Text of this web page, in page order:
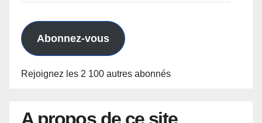
mail
Abonnez-vous
Rejoignez les 2 100 autres abonnés